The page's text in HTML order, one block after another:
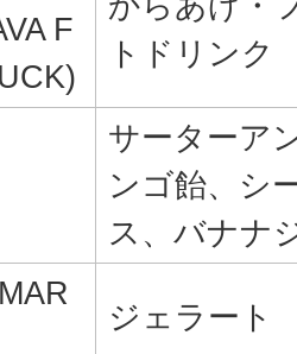
F
トドリンク
サーターア
ンゴ飴、シ
ス、バナナ
ジェラート